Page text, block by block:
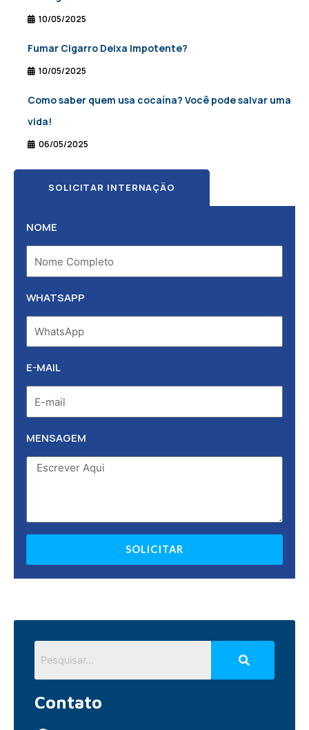
10/05/2025
Fumar Cigarro Deixa Impotente?
10/05/2025
Como saber quem usa cocaína? Você pode salvar uma
vida!
06/05/2025
SOLICITAR INTERNAÇÃO
NOME
WHATSAPP
E-MAIL
MENSAGEM
SOLICITAR
Contato